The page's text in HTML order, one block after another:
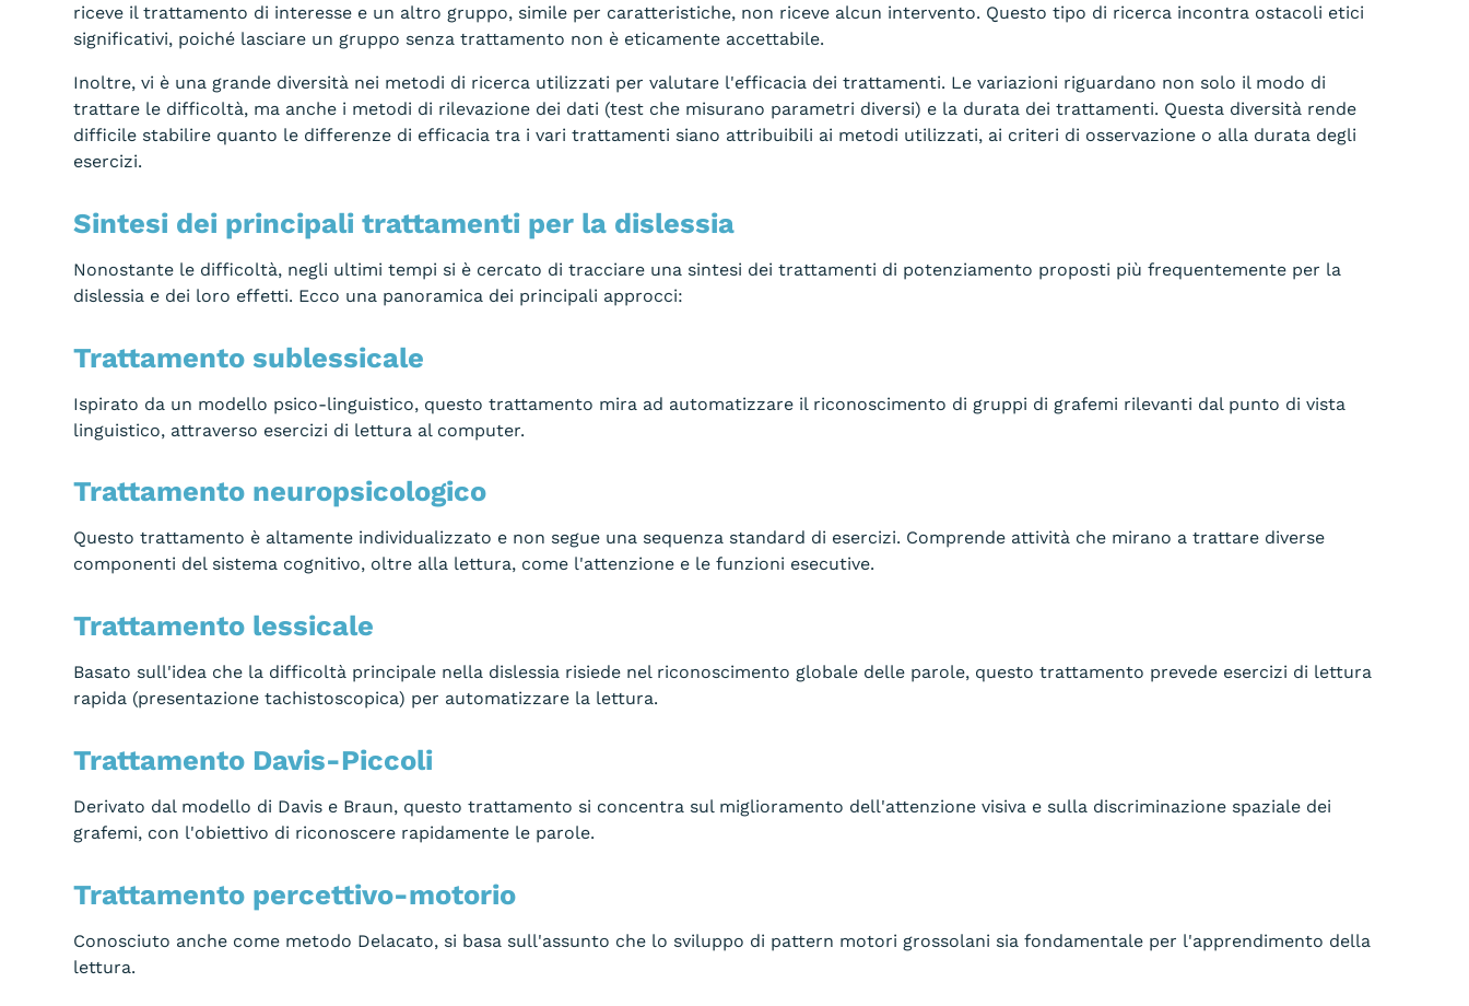
riceve il trattamento di interesse e un altro gruppo, simile per caratteristiche, non riceve alcun intervento. Questo tipo di ricerca incontra ostacoli etici
significativi, poiché lasciare un gruppo senza trattamento non è eticamente accettabile.
Inoltre, vi è una grande diversità nei metodi di ricerca utilizzati per valutare l'efficacia dei trattamenti. Le variazioni riguardano non solo il modo di
trattare le difficoltà, ma anche i metodi di rilevazione dei dati (test che misurano parametri diversi) e la durata dei trattamenti. Questa diversità rende
difficile stabilire quanto le differenze di efficacia tra i vari trattamenti siano attribuibili ai metodi utilizzati, ai criteri di osservazione o alla durata degli
esercizi.
Sintesi dei principali trattamenti per la dislessia
Nonostante le difficoltà, negli ultimi tempi si è cercato di tracciare una sintesi dei trattamenti di potenziamento proposti più frequentemente per la
dislessia e dei loro effetti. Ecco una panoramica dei principali approcci:
Trattamento sublessicale
Ispirato da un modello psico-linguistico, questo trattamento mira ad automatizzare il riconoscimento di gruppi di grafemi rilevanti dal punto di vista
linguistico, attraverso esercizi di lettura al computer.
Trattamento neuropsicologico
Questo trattamento è altamente individualizzato e non segue una sequenza standard di esercizi. Comprende attività che mirano a trattare diverse
componenti del sistema cognitivo, oltre alla lettura, come l'attenzione e le funzioni esecutive.
Trattamento lessicale
Basato sull'idea che la difficoltà principale nella dislessia risiede nel riconoscimento globale delle parole, questo trattamento prevede esercizi di lettura
rapida (presentazione tachistoscopica) per automatizzare la lettura.
Trattamento Davis-Piccoli
Derivato dal modello di Davis e Braun, questo trattamento si concentra sul miglioramento dell'attenzione visiva e sulla discriminazione spaziale dei
grafemi, con l'obiettivo di riconoscere rapidamente le parole.
Trattamento percettivo-motorio
Conosciuto anche come metodo Delacato, si basa sull'assunto che lo sviluppo di pattern motori grossolani sia fondamentale per l'apprendimento della
lettura.